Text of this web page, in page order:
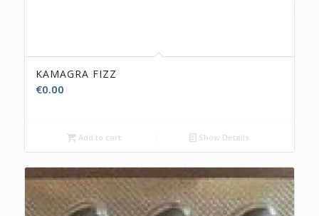
KAMAGRA FIZZ
€0.00
Add to cart Show Details